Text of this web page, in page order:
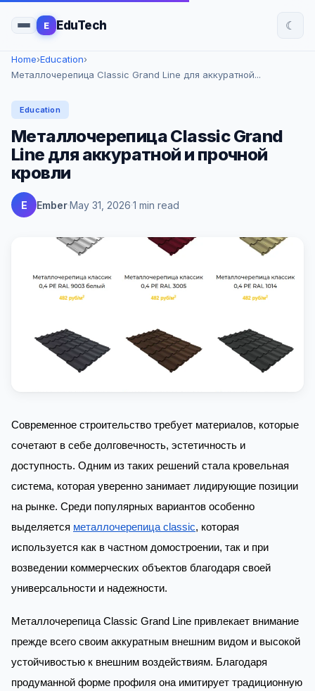
E EduTech ☾
Home›Education›
Металлочерепица Classic Grand Line для аккуратной...
Education
Металлочерепица Classic Grand
Line для аккуратной и прочной
кровли
E EmberMay 31, 2026 1 min read
Современное строительство требует материалов, которые
сочетают в себе долговечность, эстетичность и
доступность. Одним из таких решений стала кровельная
система, которая уверенно занимает лидирующие позиции
на рынке. Среди популярных вариантов особенно
выделяется металлочерепица classic, которая
используется как в частном домостроении, так и при
возведении коммерческих объектов благодаря своей
универсальности и надежности.
Металлочерепица Classic Grand Line привлекает внимание
прежде всего своим аккуратным внешним видом и высокой
устойчивостью к внешним воздействиям. Благодаря
продуманной форме профиля она имитирует традиционную